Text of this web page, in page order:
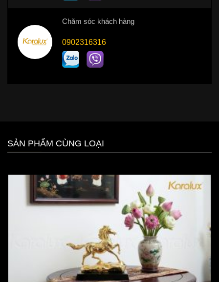
Chăm sóc khách hàng
0902316316
SẢN PHẨM CÙNG LOẠI